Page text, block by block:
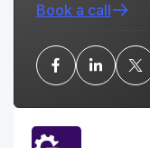
Book a call